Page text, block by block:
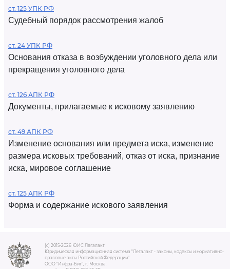
ст. 125 УПК РФ
Судебный порядок рассмотрения жалоб
ст. 24 УПК РФ
Основания отказа в возбуждении уголовного дела или
прекращения уголовного дела
ст. 126 АПК РФ
Документы, прилагаемые к исковому заявлению
ст. 49 АПК РФ
Изменение основания или предмета иска, изменение
размера исковых требований, отказ от иска, признание
иска, мировое соглашение
ст. 125 АПК РФ
Форма и содержание искового заявления
(c) 2015-2026 ЮИС Легалакт
Юридическая информационная система "Легалакт - законы, кодексы и нормативно-
правовые акты Российской Федерации"
ООО "Инфра-Бит", г. Москва.